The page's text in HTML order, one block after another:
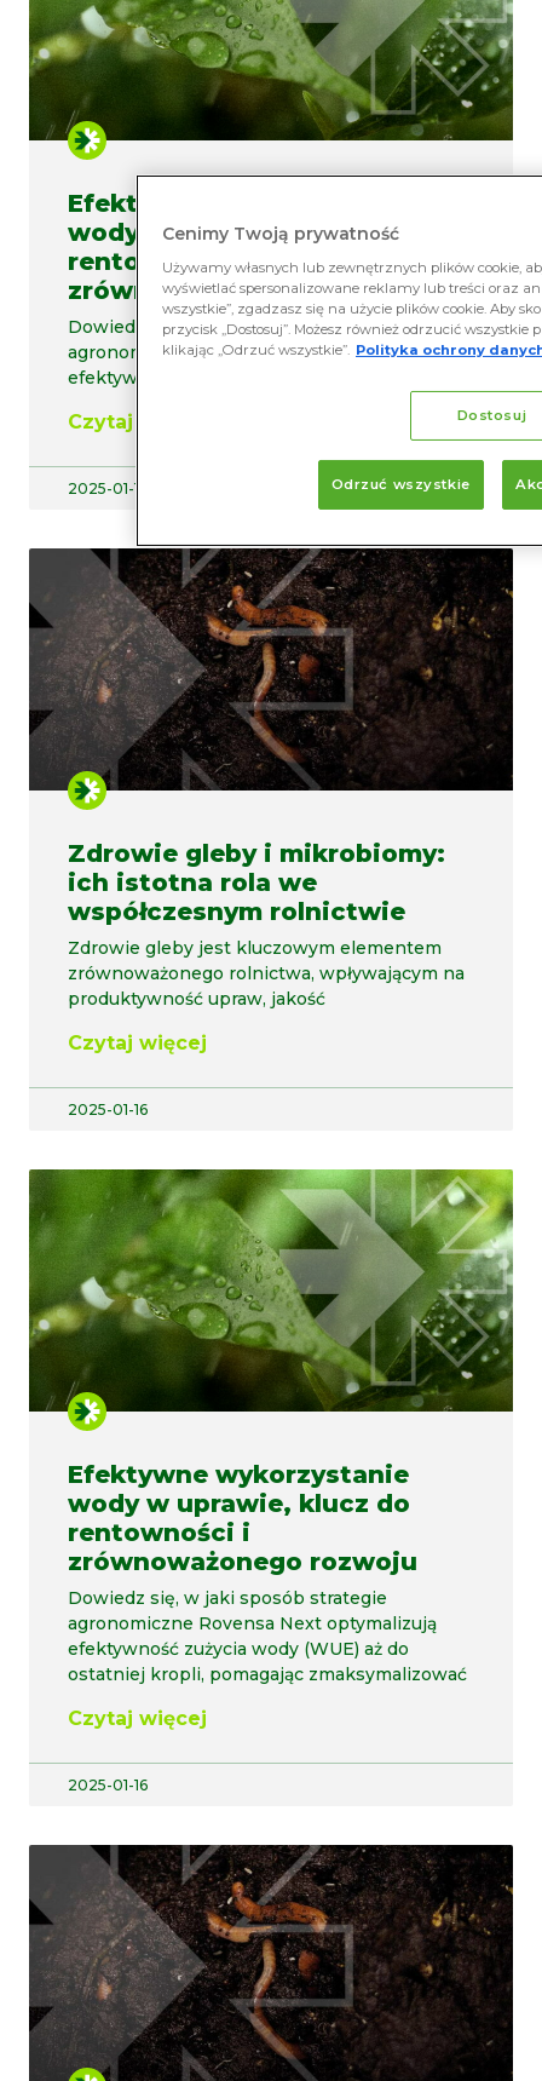
Efektywne wykorzystanie
wody w uprawie, klucz do
rentowności i
zrównoważonego rozwoju
Dowiedz się, w jaki sposób strategie
agronomiczne Rovensa Next optymalizują
efektywność zużycia
Czytaj więcej
2025-01-16
Zdrowie gleby i mikrobiomy:
ich istotna rola we
współczesnym rolnictwie
Zdrowie gleby jest kluczowym elementem
zrównoważonego rolnictwa, wpływającym na
produktywność upraw, jakość
Czytaj więcej
2025-01-16
Efektywne wykorzystanie
wody w uprawie, klucz do
rentowności i
zrównoważonego rozwoju
Dowiedz się, w jaki sposób strategie
agronomiczne Rovensa Next optymalizują
efektywność zużycia wody (WUE) aż do
ostatniej kropli, pomagając zmaksymalizować
Czytaj więcej
2025-01-16
Cenimy Twoją prywatność
Używamy własnych lub zewnętrznych plików cookie,
wyświetlać spersonalizowane reklamy lub treści oraz
wszystkie”, zgadzasz się na użycie plików cookie. Aby
przycisk „Dostosuj”. Możesz również odrzucić
klikając „Odrzuć wszystkie”. Polityka ochrony
Dostosuj
Odrzuć wszystkie